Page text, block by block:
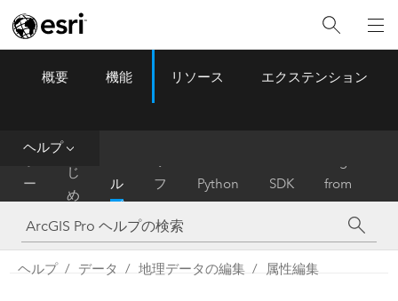
ArcGIS Pro Menu
概要 機能 リソース エクステンション
ヘルプ
ー
ム
は
じ
め
に
ル
プ
フ
ァ
レ
ン
ス
Python SDK
from
ArcMap
ヘルプ データ 地理データの編集 属性編集